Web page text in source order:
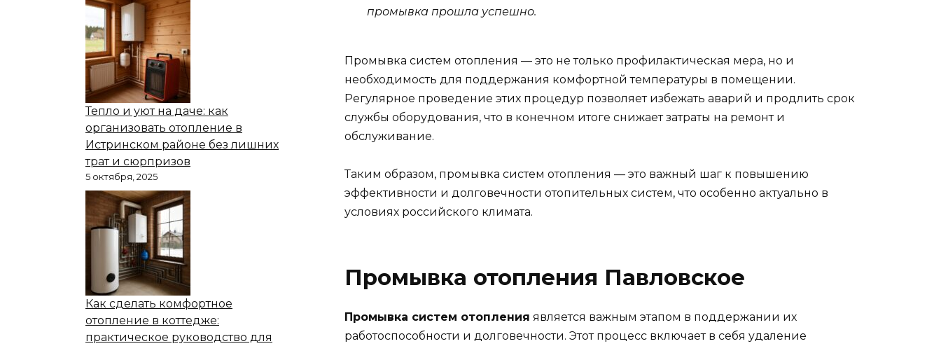
промывка прошла успешно.
Промывка систем отопления — это не только профилактическая мера, но и
необходимость для поддержания комфортной температуры в помещении.
Регулярное проведение этих процедур позволяет избежать аварий и продлить срок
службы оборудования, что в конечном итоге снижает затраты на ремонт и
обслуживание.
Таким образом, промывка систем отопления — это важный шаг к повышению
эффективности и долговечности отопительных систем, что особенно актуально в
условиях российского климата.
Промывка отопления Павловское
Промывка систем отопления является важным этапом в поддержании их
работоспособности и долговечности. Этот процесс включает в себя удаление
Тепло и уют на даче: как
организовать отопление в
Истринском районе без лишних
трат и сюрпризов
5 октября, 2025
Как сделать комфортное
отопление в коттедже:
практическое руководство для